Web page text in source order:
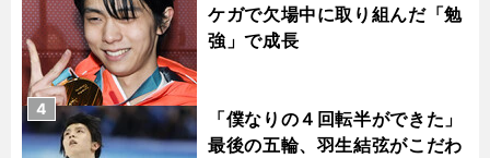
ケガで欠場中に取り組んだ「勉
強」で成長
「僕なりの４回転半ができた」
最後の五輪、羽生結弦がこだわ
4